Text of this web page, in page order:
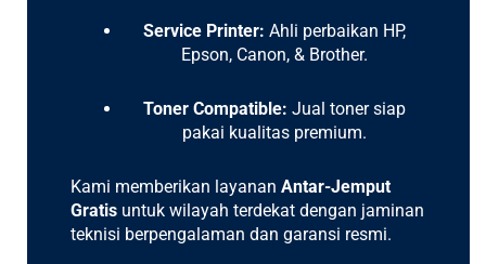
Service Printer: Ahli perbaikan HP,
Epson, Canon, & Brother.
Toner Compatible: Jual toner siap
pakai kualitas premium.
Kami memberikan layanan Antar-Jemput
Gratis untuk wilayah terdekat dengan jaminan
teknisi berpengalaman dan garansi resmi.